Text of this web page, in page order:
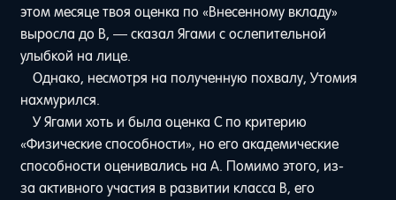
этом месяце твоя оценка по «Внесенному вкладу»
выросла до B, — сказал Ягами с ослепительной
улыбкой на лице.
Однако, несмотря на полученную похвалу, Утомия
нахмурился.
У Ягами хоть и была оценка C по критерию
«Физические способности», но его академические
способности оценивались на A. Помимо этого, из-
за активного участия в развитии класса B, его